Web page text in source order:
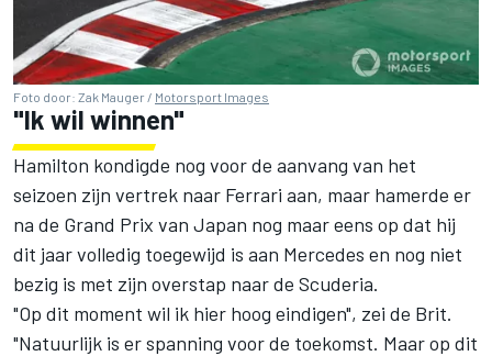
Foto door: Zak Mauger / Motorsport Images
"Ik wil winnen"
Hamilton kondigde nog voor de aanvang van het
seizoen zijn vertrek naar Ferrari aan, maar hamerde er
na de Grand Prix van Japan nog maar eens op dat hij
dit jaar volledig toegewijd is aan Mercedes en nog niet
bezig is met zijn overstap naar de Scuderia.
"Op dit moment wil ik hier hoog eindigen", zei de Brit.
"Natuurlijk is er spanning voor de toekomst. Maar op dit